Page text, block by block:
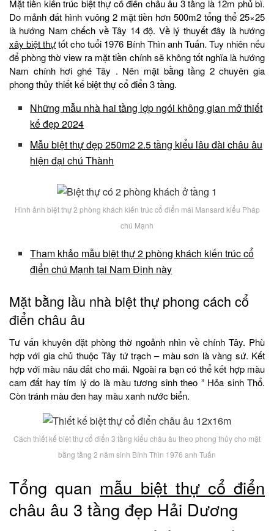
Mặt tiền kiến trúc biệt thự cổ điển châu âu 3 tầng là 12m phủ bì.
Do mảnh đất hình vuông 2 mặt tiền hơn 500m2 tổng thể 25×25
là hướng Nam chếch về Tây 14 độ. Về lý thuyết đây là hướng
xây biệt thựtốt cho tuổi 1976 Bính Thìn anh Tuấn. Tuy nhiên nếu
để phòng thờ view ra mặt tiền chính sẽ không tốt nghĩa là hướng
Nam chính hơi ghé Tây . Nên mặt bằng tầng 2 chuyên gia
phong thủy thiết kế biệt thự cổ điển 3 tầng.
Những mẫu nhà hai tầng lợp ngói không gian mở thiết
kế đẹp 2024
Mẫu biệt thự đẹp 250m2 2.5 tầng kiểu lâu đài châu âu
hiện đại chú Thành
Hình ảnh biệt thự 2 phòng khách kiến trúc cổ điển mái Mansard kiểu Pháp
chú Mạnh
Tham khảo mẫu biệt thự 2 phòng khách kiến trúc cổ
điển chú Mạnh tại Nam Định này
Mặt bằng lầu nhà biệt thự phong cách cổ
điển châu âu
Tư vấn khuyên đặt phòng thờ ngoảnh nhìn về chính Tây. Phù
hợp với gia chủ thuộc Tây tứ trạch – màu sơn là vàng sứ. Kết
hợp với màu nâu đất cho mái. Ngoài ra bạn có thể kết hợp màu
cam đất hay tím lý do là màu tương sinh theo ” Hỏa sinh Thổ.
Còn tránh màu đen hay màu xanh nước biển.
Cách thiết kế biệt thự cổ điển 3 tầng kiểu châu âu theo phong thủy cho mặt
bằng tầng 2 năm sinh Bính Thìn 1976 anh Tuấn
Tổng quan mẫu biệt thự cổ điển
châu âu 3 tầng đẹp Hải Dương